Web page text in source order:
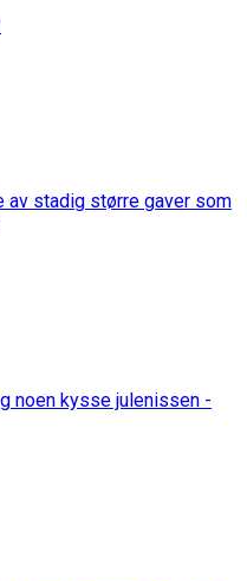
av stadig større gaver som
noen kysse julenissen -